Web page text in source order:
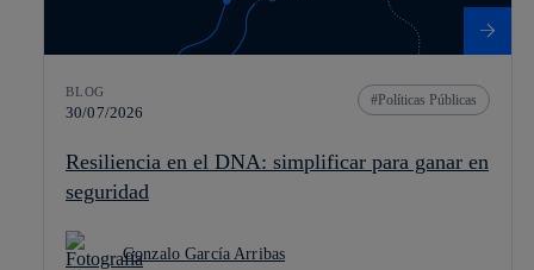
BLOG
30/07/2026
Políticas Públicas
Resiliencia en el DNA: simplificar para ganar en
seguridad
Gonzalo García Arribas